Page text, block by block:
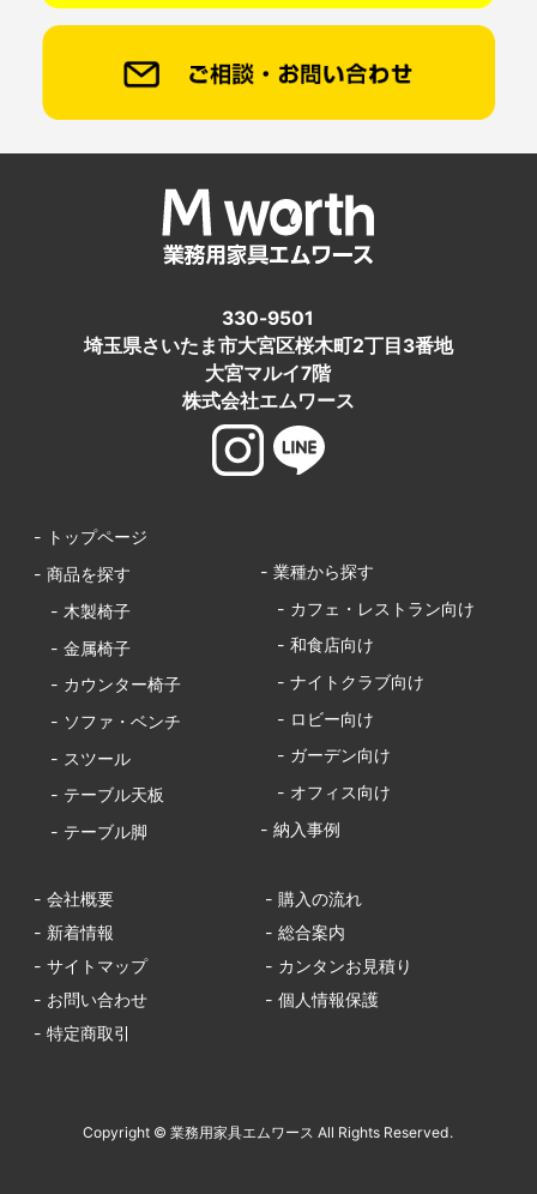
330-9501
埼玉県さいたま市大宮区桜木町2丁目3番地
大宮マルイ7階
株式会社エムワース
- トップページ
- 商品を探す
- 木製椅子
- 金属椅子
- カウンター椅子
- ソファ・ベンチ
- スツール
- テーブル天板
- テーブル脚
- 業種から探す
- カフェ・レストラン向け
- 和食店向け
- ナイトクラブ向け
- ロビー向け
- ガーデン向け
- オフィス向け
- 納入事例
- 会社概要
- 購入の流れ
- 新着情報
- 総合案内
- サイトマップ
- カンタンお見積り
- お問い合わせ
- 個人情報保護
- 特定商取引
Copyright © 業務用家具エムワース All Rights Reserved.